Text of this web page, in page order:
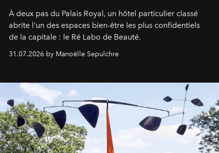
À deux pas du Palais Royal, un hôtel particulier classé
abrite l'un des espaces bien-être les plus confidentiels
de la capitale : le Ré Labo de Beauté.
31.07.2026 by Manoëlle Sepulchre